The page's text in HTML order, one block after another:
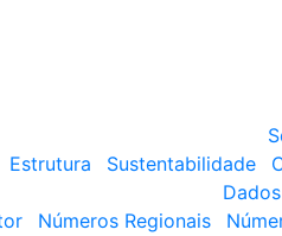
Estrutura Sustentabilidade
Números Regionais